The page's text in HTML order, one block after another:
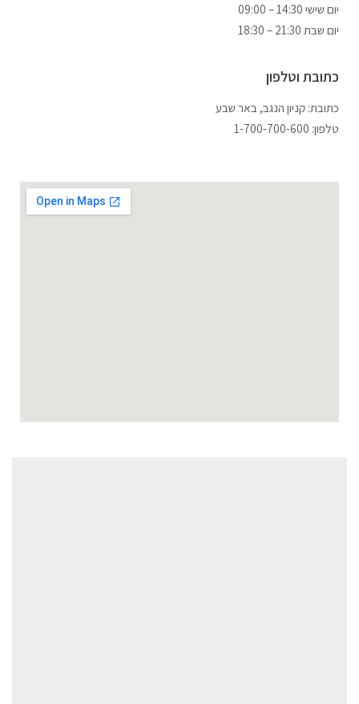
יום שישי 14:30 – 09:00
יום שבת 21:30 – 18:30
כתובת וטלפון
כתובת: ‏קניון הנגב, באר שבע
טלפון: 1-700-700-600